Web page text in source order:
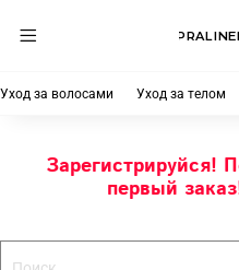
Уход за волосами Уход за телом
Зарегистрируйся!
первый